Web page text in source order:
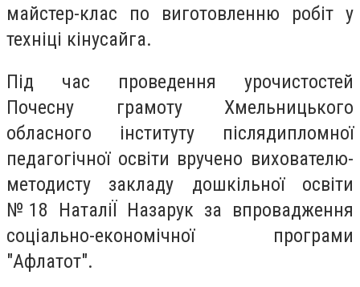
майстер-клас по виготовленню робіт у
техніці кінусайга.
Під час проведення урочистостей
Почесну грамоту Хмельницького
обласного інституту післядипломної
педагогічної освіти вручено вихователю-
методисту закладу дошкільної освіти
№18 НаталіЇ Назарук за впровадження
соціально-економічної програми
"Афлатот".